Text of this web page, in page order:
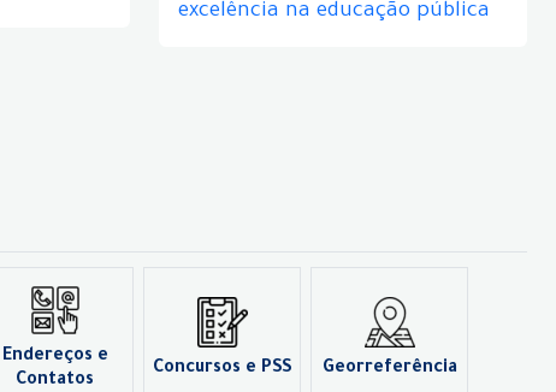
excelência na educação pública
Endereços e
Contatos
Concursos e PSS Georreferência